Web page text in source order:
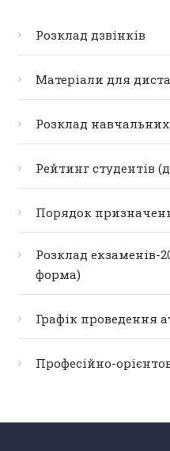
Розклад дзвінків
Матеріали для
Розклад
Рейтинг студентів
Порядок
Розклад екзаменів-
форма)
Графік проведення
Професійно-